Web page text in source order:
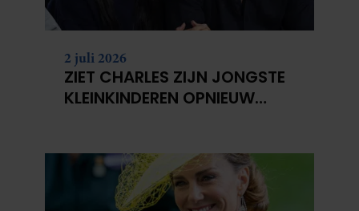
2 juli 2026
ZIET CHARLES ZIJN JONGSTE
KLEINKINDEREN OPNIEUW